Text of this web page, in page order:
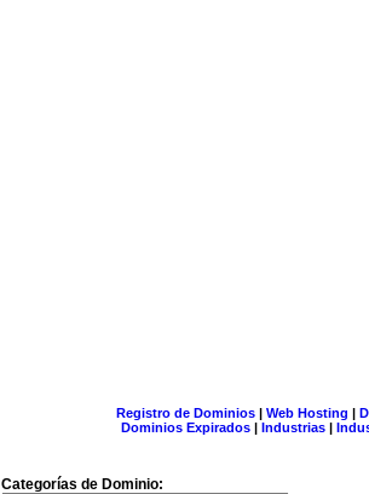
Registro de Dominios| Web Hosting |
Dominios Expirados | Industrias |
Categorías de Dominio: